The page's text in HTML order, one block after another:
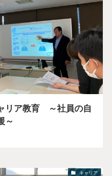
ア教育 ～社員の自
～
キャリア